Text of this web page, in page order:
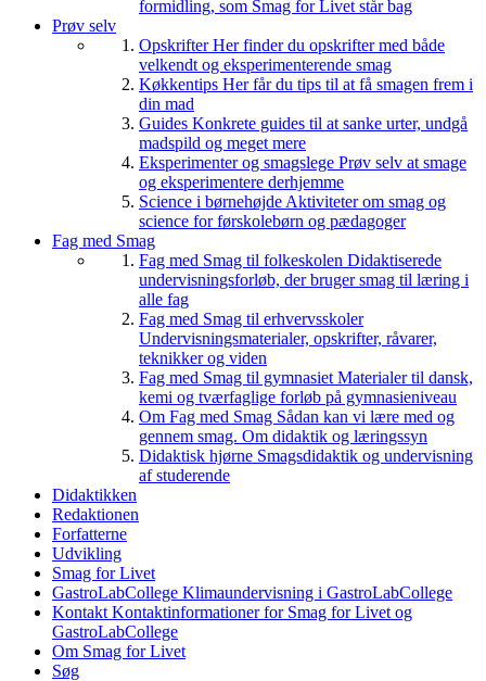
formidling, som Smag for Livet står bag
Prøv selv
OpskrifterHer finder du opskrifter med både
velkendt og eksperimenterende smag
Køkkentips Her får du tips til at få smagen frem i
din mad
Guides Konkrete guides til at sanke urter, undgå
madspild og meget mere
Eksperimenter og smagslege Prøv selv at smage
og eksperimentere derhjemme
Science i børnehøjde Aktiviteter om smag og
science for førskolebørn og pædagoger
Fag med Smag
Fag med Smag til folkeskolen Didaktiserede
undervisningsforløb, der bruger smag til læring i
alle fag
Fag med Smag til erhvervsskoler
Undervisningsmaterialer, opskrifter, råvarer,
teknikker og viden
Fag med Smag til gymnasiet Materialer til dansk,
kemi og tværfaglige forløb på gymnasieniveau
Om Fag med Smag Sådan kan vi lære med og
gennem smag. Om didaktik og læringssyn
Didaktisk hjørne Smagsdidaktik og undervisning
af studerende
Didaktikken
Redaktionen
Forfatterne
Udvikling
Smag for Livet
GastroLabCollege Klimaundervisning i GastroLabCollege
Kontakt Kontaktinformationer for Smag for Livet og
GastroLabCollege
Om Smag for Livet
Søg